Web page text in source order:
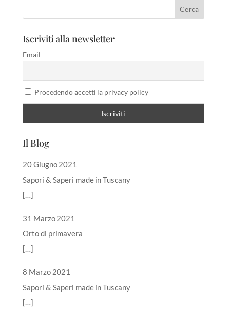
Iscriviti alla newsletter
Email
Procedendo accetti la privacy policy
Il Blog
20 Giugno 2021
Sapori & Saperi made in Tuscany
[…]
31 Marzo 2021
Orto di primavera
[…]
8 Marzo 2021
Sapori & Saperi made in Tuscany
[…]